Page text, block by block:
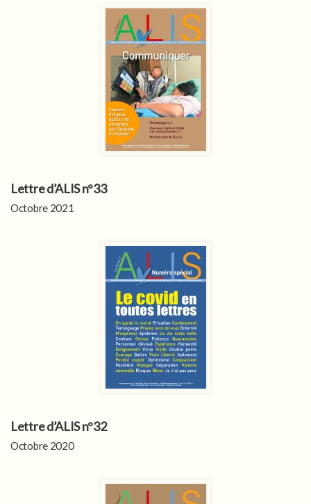
Lettre d’ALIS n°33
Octobre 2021
Lettre d’ALIS n°32
Octobre 2020